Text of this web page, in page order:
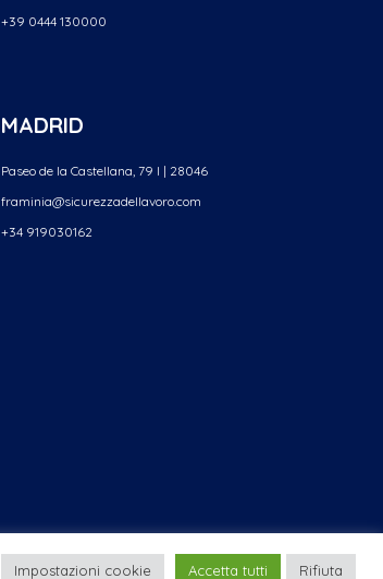
+39 0444 130000
MADRID
Paseo de la Castellana, 79 I | 28046
framinia@sicurezzadellavoro.com
+34 919030162
Impostazioni cookie Accetta tutti Rifiuta